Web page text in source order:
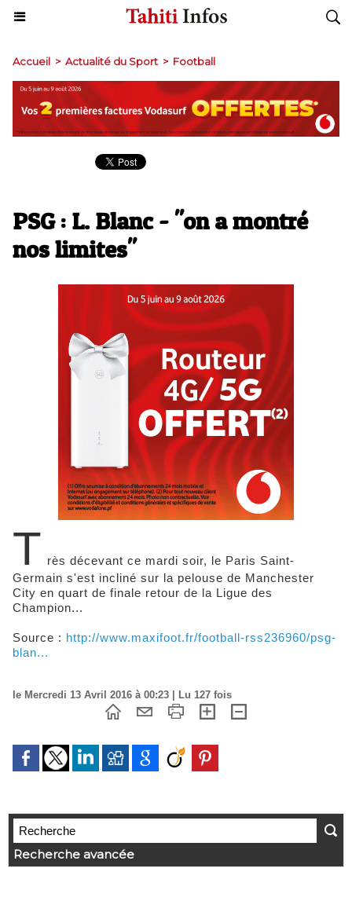
Accueil > Actualité du Sport > Football
PSG : L. Blanc - "on a montré
nos limites"
T rès décevant ce mardi soir, le Paris Saint-
Germain s'est incliné sur la pelouse de Manchester
City en quart de finale retour de la Ligue des
Champion...
Source : http://www.maxifoot.fr/football-rss236960/psg-
blan...
le Mercredi 13 Avril 2016 à 00:23 | Lu 127 fois
Recherche avancée